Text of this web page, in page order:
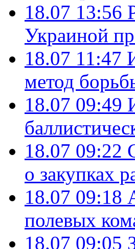
18.07 13:56
Украиной
18.07 11:47
метод
18.07 09:49
18.07 09:22
о закупках
18.07 09:18
полевых
18.07 09:05